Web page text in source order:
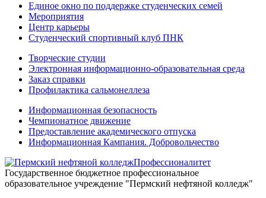
Единое окно по поддержке студенческих семей
Мероприятия
Центр карьеры
Студенческий спортивный клуб ПНК
Творческие студии
Электронная информационно-образовательная среда
Заказ справки
Профилактика сальмонеллеза
Информационная безопасность
Чемпионатное движение
Предоставление академического отпуска
Информационная Кампания. Добровольчество
Профессионалитет
Государственное бюджетное профессиональное
образовательное учреждение "Пермский нефтяной колледж"